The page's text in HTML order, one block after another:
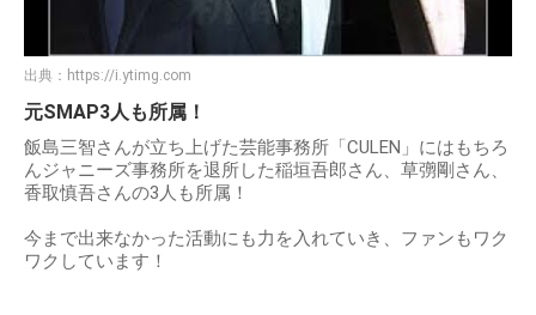
出典： https://i.ytimg.com
元SMAP3人も所属！
飯島三智さんが立ち上げた芸能事務所「CULEN」にはもちろ
んジャニーズ事務所を退所した稲垣吾郎さん、草彅剛さん、
香取慎吾さんの3人も所属！
今まで出来なかった活動にも力を入れていき、ファンもワク
ワクしています！